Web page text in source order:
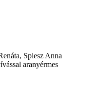
Spiesz Anna
aranyérmes